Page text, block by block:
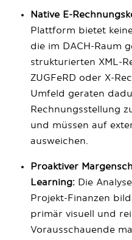
Native E-
Plattform bietet
die im DACH-Raum
strukturierten XML-
ZUGFeRD oder X-
Umfeld geraten
Rechnungsstellung
und müssen auf
ausweichen.
Proaktiver
Learning: Die
Projekt-Finanzen
primär visuell und
Vorausschauende